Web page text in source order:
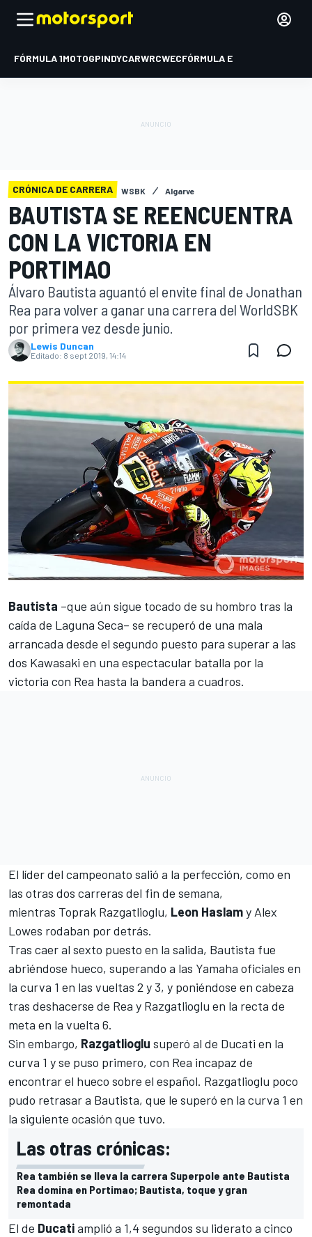
FÓRMULA 1MOTOGPINDYCARWRCWECFÓRMULA E
CRÓNICA DE CARRERA WSBK Algarve
BAUTISTA SE REENCUENTRA
CON LA VICTORIA EN
PORTIMAO
Álvaro Bautista aguantó el envite final de Jonathan
Rea para volver a ganar una carrera del WorldSBK
por primera vez desde junio.
Lewis Duncan
Editado: 8 sept 2019, 14:14
Bautista –que aún sigue tocado de su hombro tras la
caída de Laguna Seca– se recuperó de una mala
arrancada desde el segundo puesto para superar a las
dos Kawasaki en una espectacular batalla por la
victoria con Rea hasta la bandera a cuadros.
El líder del campeonato salió a la perfección, como en
las otras dos carreras del fin de semana,
mientras Toprak Razgatlioglu, Leon Haslamy Alex
Lowes rodaban por detrás.
Tras caer al sexto puesto en la salida, Bautista fue
abriéndose hueco, superando a las Yamaha oficiales en
la curva 1 en las vueltas 2 y 3, y poniéndose en cabeza
tras deshacerse de Rea y Razgatlioglu en la recta de
meta en la vuelta 6.
Sin embargo, Razgatlioglu superó al de Ducati en la
curva 1 y se puso primero, con Rea incapaz de
encontrar el hueco sobre el español. Razgatlioglu poco
pudo retrasar a Bautista, que le superó en la curva 1 en
la siguiente ocasión que tuvo.
Las otras crónicas:
Rea también se lleva la carrera Superpole ante Bautista
Rea domina en Portimao; Bautista, toque y gran
remontada
El de Ducatiamplió a 1,4 segundos su liderato a cinco